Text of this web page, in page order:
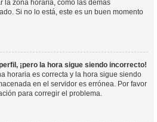
la zona horaria, como las demás
Si no lo está, este es un buen momento
¡pero la hora sigue siendo incorrecto!
horaria es correcta y la hora sigue siendo
en el servidor es errónea. Por favor
para corregir el problema.